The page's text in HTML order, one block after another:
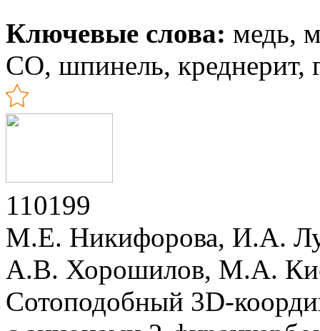
Ключевые слова: медь,
СО, шпинель, креднерит,
110199
М.Е. Никифорова, И.А.
А.В. Хорошилов, М.А.
Сотоподобный 3D-